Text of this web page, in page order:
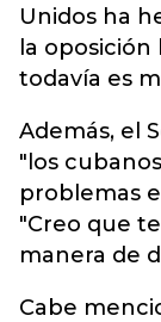
Unidos ha
la
todavía es
Además, el
"los
problemas
"Creo que
manera de
Cabe